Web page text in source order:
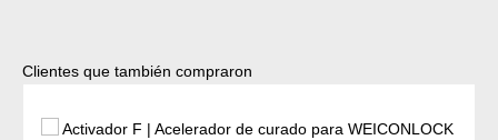
Omitir la galería de productos
Clientes que también compraron